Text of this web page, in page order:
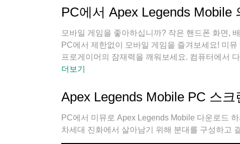
PC에서 Apex Legends Mobile
모바일 게임을 좋아하십니까? 작은 핸드폰 화면,
PC에서 제한없이 모바일 게임을 즐겨보세요! 미
프로게이머의 잠재력을 깨워보세요. 컴퓨터에서
걱정, 발열 걱정 필요없이 마음껏 즐길수 있습니다
더보기
Apex Legends Mobile PC 스크
PC에서 미뮤로 Apex Legends Mobile 다운로드
차세대 진화에서 살아남기 위해 분대를 구성하고